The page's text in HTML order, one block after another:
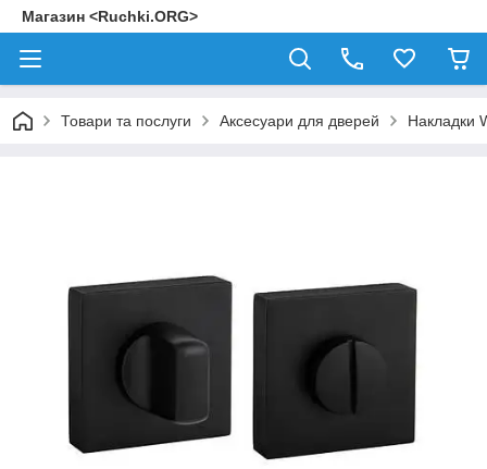
Магазин <Ruchki.ORG>
Товари та послуги Аксесуари для дверей Накладки